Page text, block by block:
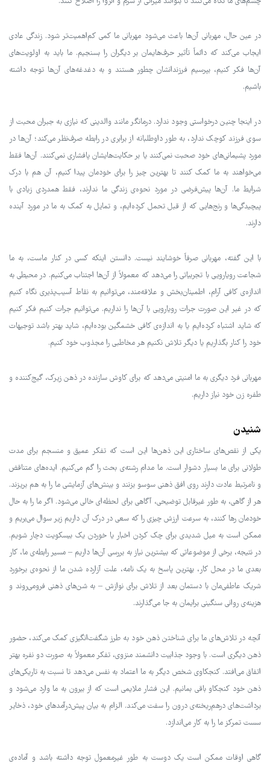
در عین حال، مهربانی آن‌ها باعث می‌شود مهربانی ما کمی کم‌اهمیت‌تر شود. زندگی عادی
ایجاب می‌کند که دائماً تأثیر حرف‌هایمان بر دیگران را بسنجیم. ما باید به اولویت‌های
آن‌ها فکر کنیم، بپرسیم فرزندانشان چطور هستند و به دغدغه‌های آن‌ها توجه داشته
باشیم.
در اینجا چنین درخواستی وجود ندارد. درمانگر مانند والدینی که نیازی به جبران محبت از
سوی فرزند کوچک ندارد، به طور داوطلبانه از برابری در رابطه صرف‌نظر می‌کند؛ آن‌ها در
مورد پشیمانی‌های خود صحبت نمی‌کنند یا بر حکایت‌هایشان پافشاری نمی‌کنند. آن‌ها فقط
می‌خواهند به ما کمک کنند تا بهترین چیز را برای خودمان پیدا کنیم، آن هم با درک
شرایط ما. آن‌ها پیش‌فرضی در مورد نحوه‌ی زندگی ما ندارند، فقط همدردی زیادی با
پیچیدگی‌ها و رنج‌هایی که از قبل تحمل کرده‌ایم، و تمایل به کمک به ما در مورد آینده
دارند.
با این گفته، مهربانی صرفاً خوشایند نیست. دانستن اینکه کسی در کنار ماست، به ما
شجاعت رویارویی با تجربیاتی را می‌دهد که معمولاً از آن‌ها اجتناب می‌کنیم. در محیطی به
اندازه‌ی کافی آرام، اطمینان‌بخش و علاقه‌مند، می‌توانیم به نقاط آسیب‌پذیری نگاه کنیم
که در غیر این صورت جرات رویارویی با آن‌ها را نداریم. می‌توانیم جرات کنیم فکر کنیم
که شاید اشتباه کرده‌ایم یا به اندازه‌ی کافی خشمگین بوده‌ایم، شاید بهتر باشد توجیهات
خود را کنار بگذاریم یا دیگر تلاش نکنیم هر مخاطبی را مجذوب خود کنیم.
مهربانی فرد دیگری به ما امنیتی می‌دهد که برای کاوش سازنده در ذهن زیرک، گیج‌کننده و
طفره زن خود نیاز داریم.
شنیدن
یکی از نقص‌های ساختاری این ذهن‌ها این است که تفکر عمیق و منسجم برای مدت
طولانی برای ما بسیار دشوار است. ما مدام رشته‌ی بحث را گم می‌کنیم. ایده‌های متناقض
و نامرتبط عادت دارند روی افق ذهنی سوسو بزنند و بینش‌های آزمایشی ما را به هم بریزند.
هر از گاهی، به طور غیرقابل توضیحی، آگاهی برای لحظه‌ای خالی می‌شود. اگر ما را به حال
خودمان رها کنند، به سرعت ارزش چیزی را که سعی در درک آن داریم زیر سوال می‌بریم و
ممکن است به میل شدیدی برای چک کردن اخبار یا خوردن یک بیسکویت دچار شویم.
در نتیجه، برخی از موضوعاتی که بیشترین نیاز به بررسی آن‌ها داریم – مسیر رابطه‌ی ما، کار
بعدی ما در محل کار، بهترین پاسخ به یک نامه، علت آزارده شدن ما از نحوه‌ی برخورد
شریک عاطفی‌مان با دستمان بعد از تلاش برای نوازش – به شن‌های ذهنی فرومی‌روند و
هزینه‌ی روانی سنگینی برایمان به جا می‌گذارند.
آنچه در تلاش‌های ما برای شناختن ذهن خود به طرز شگفت‌انگیزی کمک می‌کند، حضور
ذهن دیگری است. با وجود جذابیت دانشمند منزوی، تفکر معمولاً به صورت دو نفره بهتر
اتفاق می‌افتد. کنجکاوی شخص دیگر به ما اعتماد به نفس می‌دهد تا نسبت به تاریکی‌های
ذهن خود کنجکاو باقی بمانیم. این فشار ملایمی است که از بیرون به ما وارد می‌شود و
برداشت‌های درهم‌ریخته‌ی درون را سفت می‌کند. الزام به بیان پیش‌درآمدهای خود، ذخایر
سست تمرکز ما را به کار می‌اندازد.
گاهی اوقات ممکن است یک دوست به طور غیرمعمول توجه داشته باشد و آماده‌ی